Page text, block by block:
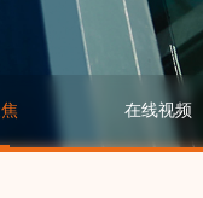
在线视频